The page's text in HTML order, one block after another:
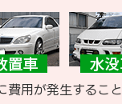
費用が発生するこ